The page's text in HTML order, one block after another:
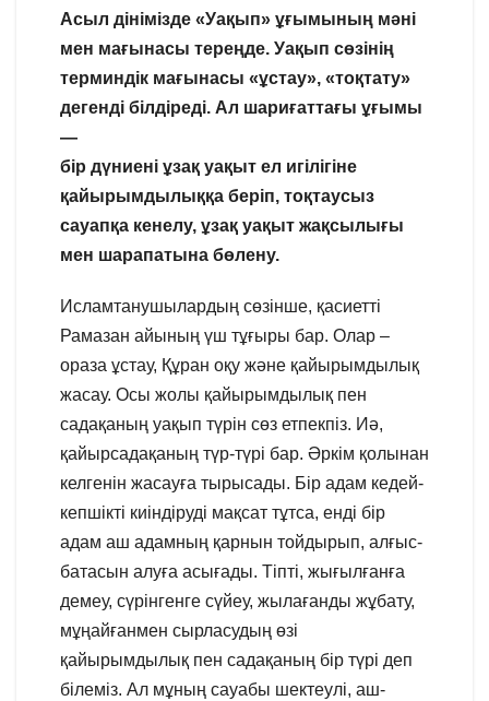
Асыл дінімізде «Уақып» ұғымының мәні
мен мағынасы тереңде. Уақып сөзінің
терминдік мағынасы «ұстау», «тоқтату»
дегенді білдіреді. Ал шариғаттағы ұғымы
—
бір дүниені ұзақ уақыт ел игілігіне
қайырымдылыққа беріп, тоқтаусыз
сауапқа кенелу, ұзақ уақыт жақсылығы
мен шарапатына бөлену.
Исламтанушылардың сөзінше, қасиетті
Рамазан айының үш тұғыры бар. Олар –
ораза ұстау, Құран оқу және қайырымдылық
жасау. Осы жолы қайырымдылық пен
садақаның уақып түрін сөз етпекпіз. Иә,
қайырсадақаның түр-түрі бар. Әркім қолынан
келгенін жасауға тырысады. Бір адам кедей-
кепшікті киіндіруді мақсат тұтса, енді бір
адам аш адамның қарнын тойдырып, алғыс-
батасын алуға асығады. Тіпті, жығылғанға
демеу, сүрінгенге сүйеу, жылағанды жұбату,
мұңайғанмен сырласудың өзі
қайырымдылық пен садақаның бір түрі деп
білеміз. Ал мұның сауабы шектеулі, аш-